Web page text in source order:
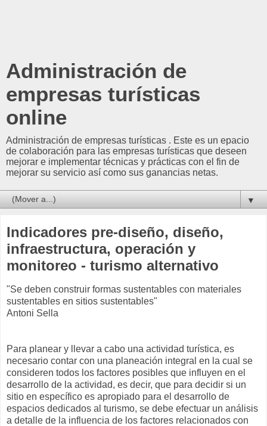
Administración de
empresas turísticas
online
Administración de empresas turísticas . Este es un epacio
de colaboración para las empresas turísticas que deseen
mejorar e implementar técnicas y prácticas con el fin de
mejorar su servicio así como sus ganancias netas.
▼
Indicadores pre-diseño, diseño,
infraestructura, operación y
monitoreo - turismo alternativo
"Se deben construir formas sustentables con materiales
sustentables en sitios sustentables"
Antoni Sella
Para planear y llevar a cabo una actividad turística, es
necesario contar con una planeación integral en la cual se
consideren todos los factores posibles que influyen en el
desarrollo de la actividad, es decir, que para decidir si un
sitio en específico es apropiado para el desarrollo de
espacios dedicados al turismo, se debe efectuar un análisis
a detalle de la influencia de los factores relacionados con